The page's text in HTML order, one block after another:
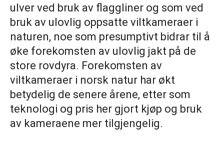
ulver ved bruk av flaggliner og som ved
bruk av ulovlig oppsatte viltkameraer i
naturen, noe som presumptivt bidrar til å
øke forekomsten av ulovlig jakt på de
store rovdyra. Forekomsten av
viltkameraer i norsk natur har økt
betydelig de senere årene, etter som
teknologi og pris her gjort kjøp og bruk
av kameraene mer tilgjengelig.